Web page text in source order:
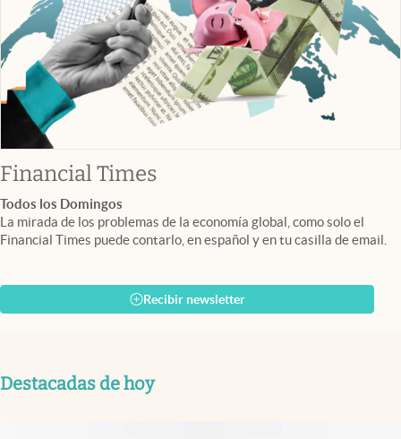
Financial Timesabre en nueva pestaña
Todos los Domingos
La mirada de los problemas de la economía global, como solo el
Financial Times puede contarlo, en español y en tu casilla de email.
Recibir newsletter
Destacadas de hoy